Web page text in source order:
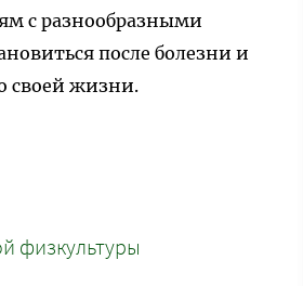
с разнообразными
после болезни и
своей жизни.
физкультуры